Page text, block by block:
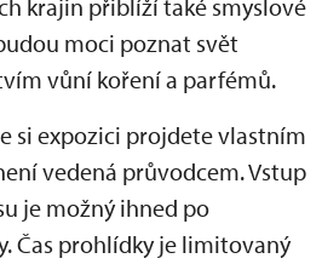
krajin přiblíží také smyslové
moci poznat svět
vůní koření a parfémů.
si expozici projdete vlastním
vedená průvodcem. Vstup
je možný ihned po
Čas prohlídky je limitovaný